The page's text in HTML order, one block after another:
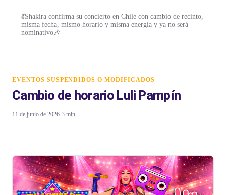
💃Shakira confirma su concierto en Chile con cambio de recinto,
misma fecha, mismo horario y misma energía y ya no será
nominativo🎶
EVENTOS SUSPENDIDOS O MODIFICADOS
Cambio de horario Luli Pampín
11 de junio de 2026·3 min